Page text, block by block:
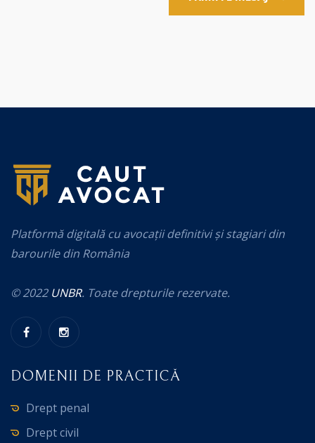
Platformă digitală cu avocații definitivi și stagiari din
barourile din România
© 2022 UNBR. Toate drepturile rezervate.
DOMENII DE PRACTICĂ
Drept penal
Drept civil